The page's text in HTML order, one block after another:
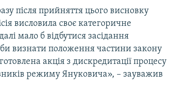
після прийняття цього висновку
висловила своє категоричне
мало б відбутися засідання
визнати положення частини закону
акція з дискредитації процесу
режиму Януковича», – зауважив